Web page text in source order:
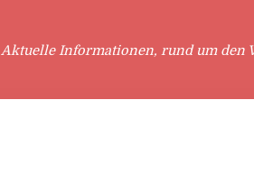
Aktuelle Informationen, rund um den